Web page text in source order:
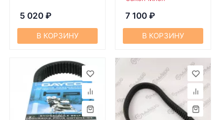
5 020 ₽
В КОРЗИНУ
7 100 ₽
В КОРЗИНУ